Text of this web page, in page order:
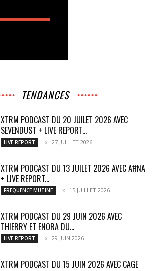
TENDANCES
XTRM PODCAST DU 20 JUILET 2026 AVEC
SEVENDUST + LIVE REPORT...
LIVE REPORT 27 JUILLET 2026
XTRM PODCAST DU 13 JUILET 2026 AVEC AĦNA
+ LIVE REPORT...
FREQUENCE MUTINE 15 JUILLET 2026
XTRM PODCAST DU 29 JUIN 2026 AVEC
THIERRY ET ENORA DU...
LIVE REPORT 29 JUIN 2026
XTRM PODCAST DU 15 JUIN 2026 AVEC CAGE